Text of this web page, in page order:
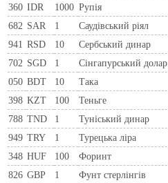
360 IDR 1000 Рупія
682 SAR 1 Саудівський ріял
941 RSD 10 Сербський динар
702 SGD 1 Сінгапурський долар
050 BDT 10 Така
398 KZT 100 Теньге
788 TND 1 Туніський динар
949 TRY 1 Турецька ліра
348 HUF 100 Форинт
826 GBP 1 Фунт стерлінгів